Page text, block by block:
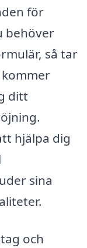
för
behöver
så tar
ditt
hjälpa dig
sina
och